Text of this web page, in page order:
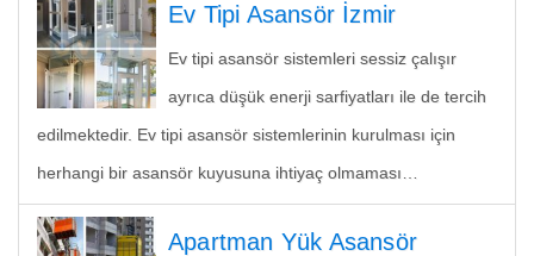
Ev Tipi Asansör İzmir
Ev tipi asansör sistemleri sessiz çalışır
ayrıca düşük enerji sarfiyatları ile de tercih
edilmektedir. Ev tipi asansör sistemlerinin kurulması için
herhangi bir asansör kuyusuna ihtiyaç olmaması…
Apartman Yük Asansör